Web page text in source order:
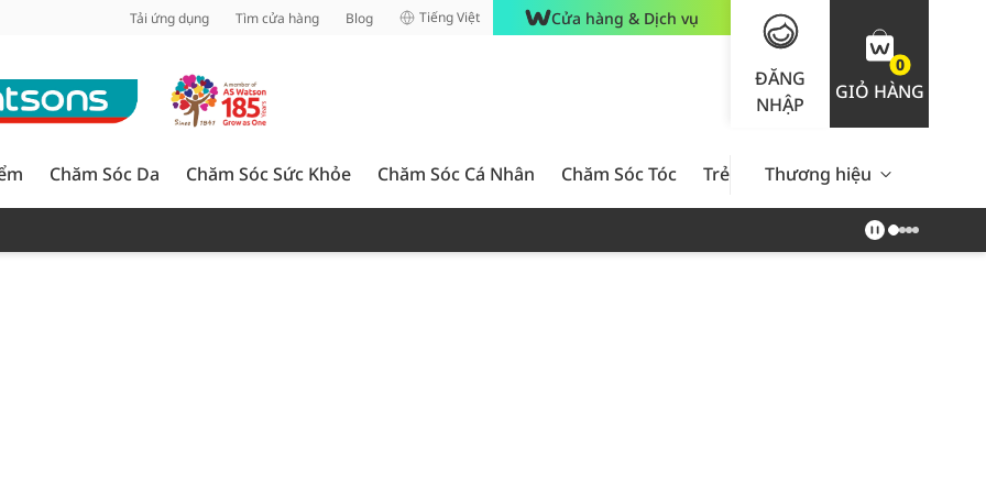
Tải ứng dụng Tìm cửa hàng Blog Tiếng Việt Cửa hàng & Dịch vụ
ĐĂNG
NHẬP
0
GIỎ HÀNG
Chăm Sóc Da Chăm Sóc Sức Khỏe Chăm Sóc Cá Nhân Chăm Sóc Tóc Trẻ Em Nam Giới Chăm Sóc
Thương hiệu